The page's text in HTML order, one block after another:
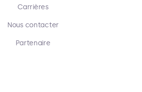
Carrières
Nous contacter
Partenaire